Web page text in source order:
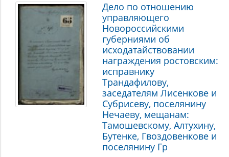
Дело по отношению
управляющего
Новороссийскими
губерниями об
исходатайствовании
награждения ростовским:
исправнику
Трандафилову,
заседателям Лисенкове и
Субрисеву, поселянину
Нечаеву, мещанам:
Тамошевскому, Алтухину,
Бутенке, Гвоздовенкове и
поселянину Гр